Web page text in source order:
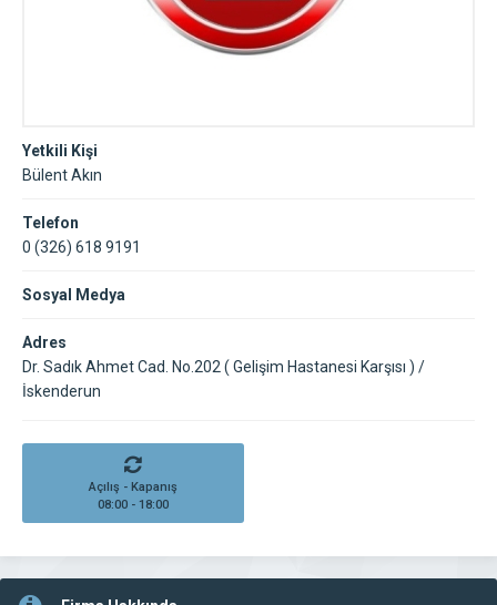
Yetkili Kişi
Bülent Akın
Telefon
0 (326) 618 9191
Sosyal Medya
Adres
Dr. Sadık Ahmet Cad. No.202 ( Gelişim Hastanesi Karşısı ) /
İskenderun
Açılış - Kapanış
08:00 - 18:00